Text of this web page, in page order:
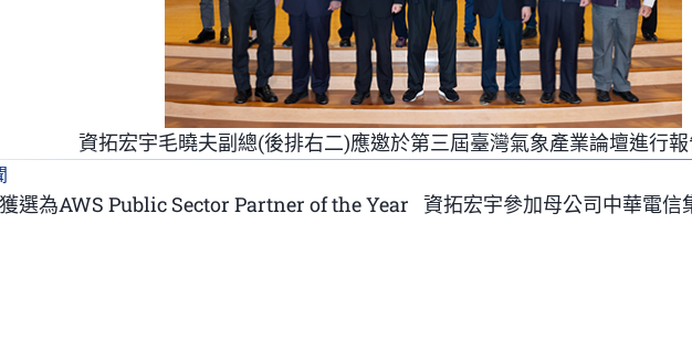
資拓宏宇毛曉夫副總(後排右二)應邀於第三屆臺灣氣象產業論壇進行
選為AWS Public Sector Partner of the Year